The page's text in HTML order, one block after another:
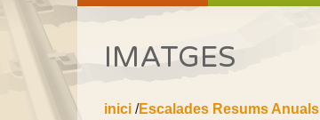
IMATGES
inici /Escalades Resums Anuals